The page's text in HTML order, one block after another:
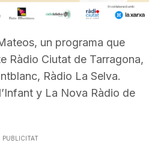
un programa que
Ràdio Ciutat de Tarragona,
Ràdio La Selva.
y La Nova Ràdio de
PUBLICITAT